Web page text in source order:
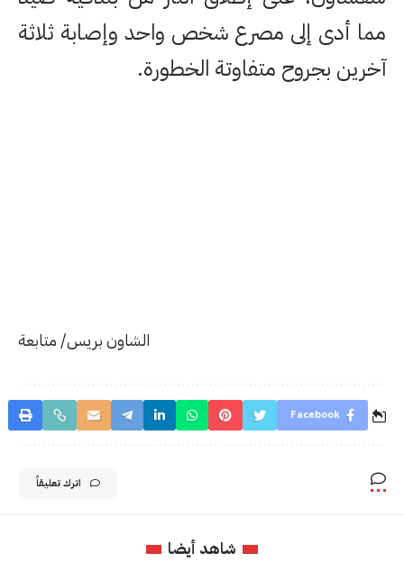
مما أدى إلى مصرع شخص واحد وإصابة ثلاثة
آخرين بجروح متفاوتة الخطورة.
الشاون بريس/ متابعة
Facebook
اترك تعليقاً
شاهد أيضا